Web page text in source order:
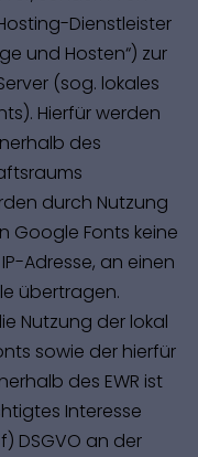
Dienstleister
und Hosten“) zur
(sog. lokales
Hierfür werden
des
durch Nutzung
Google Fonts keine
Adresse, an einen
übertragen.
Nutzung der lokal
sowie der hierfür
des EWR ist
Interesse
f) DSGVO an der